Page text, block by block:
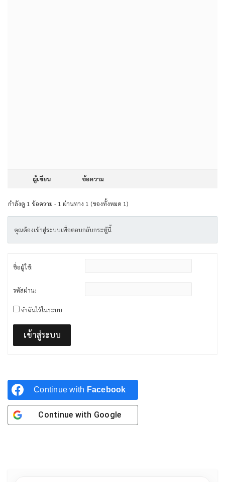
ผู้เขียน ข้อความ
กำลังดู 1 ข้อความ - 1 ผ่านทาง 1 (ของทั้งหมด 1)
คุณต้องเข้าสู่ระบบเพื่อตอบกลับกระทู้นี้
ชื่อผู้ใช้:
รหัสผ่าน:
จำฉันไว้ในระบบ
เข้าสู่ระบบ
Continue with Facebook
Continue with Google